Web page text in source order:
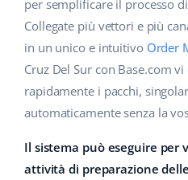
Gestione Spedizioni
Workflow Automation
Base Connect
AI per l'e-commerce
Casa e giardino
Prodotti per bambini
Elettronica
Automotive
Food&Grocery
Centro Assistenza
Academy
Audit dell'account
english (US)
english (GB)
english (IN)
deutsch
per semplificare il processo
Collegate più vettori e più
in un unico e intuitivo Order
Cruz Del Sur con Base.com
rapidamente i pacchi,
automaticamente senza la
Il sistema può eseguire per
attività di preparazione